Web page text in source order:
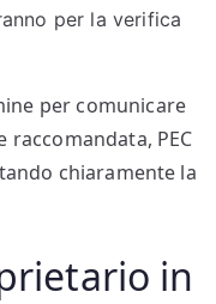
per la verifica
per comunicare
PEC
chiaramente la
in